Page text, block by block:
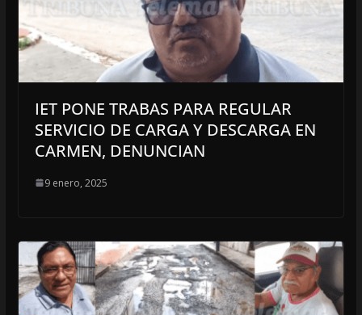
IET PONE TRABAS PARA REGULAR
SERVICIO DE CARGA Y DESCARGA EN
CARMEN, DENUNCIAN
9 enero, 2025